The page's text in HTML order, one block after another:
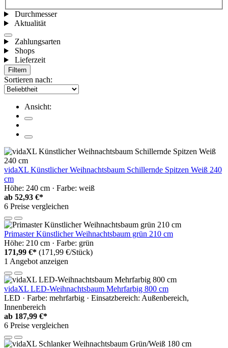
Durchmesser
Aktualität
Zahlungsarten
Shops
Lieferzeit
Filtern
Sortieren nach:
Ansicht:
vidaXL Künstlicher Weihnachtsbaum Schillernde Spitzen Weiß 240
cm
Höhe: 240 cm · Farbe: weiß
ab 52,93 €*
6 Preise vergleichen
Primaster Künstlicher Weihnachtsbaum grün 210 cm
Höhe: 210 cm · Farbe: grün
171,99 €* (171,99 €/Stück)
1 Angebot anzeigen
vidaXL LED-Weihnachtsbaum Mehrfarbig 800 cm
LED · Farbe: mehrfarbig · Einsatzbereich: Außenbereich,
Innenbereich
ab 187,99 €*
6 Preise vergleichen